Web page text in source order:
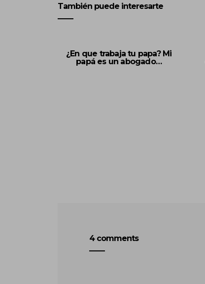
También puede interesarte
¿En que trabaja tu papa? Mi
papá es un abogado…
4 comments